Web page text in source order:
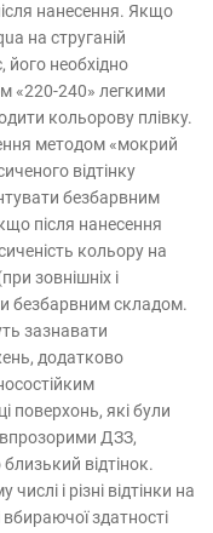
нанесення. Якщо
на струганій
його необхідно
«220-240» легкими
кольорову плівку.
методом «мокрий
відтінку
безбарвним
після нанесення
кольору на
зовнішніх і
безбарвним складом.
зазнавати
додатково
поверхонь, які були
ДЗЗ,
відтінок.
і різні відтінки на
здатності